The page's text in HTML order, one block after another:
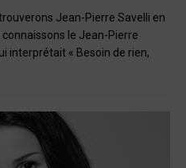
Jean-Pierre Savelli en
le Jean-Pierre
interprétait « Besoin de rien,